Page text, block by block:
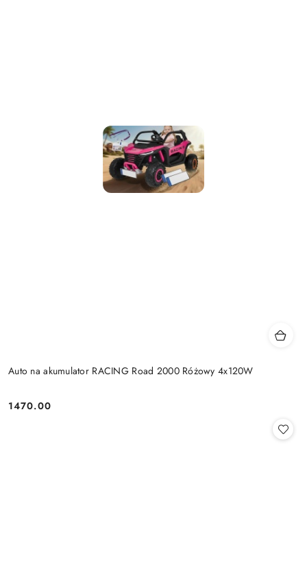
Auto na akumulator RACING Road 2000 Różowy 4x120W
Cena:
1470.00